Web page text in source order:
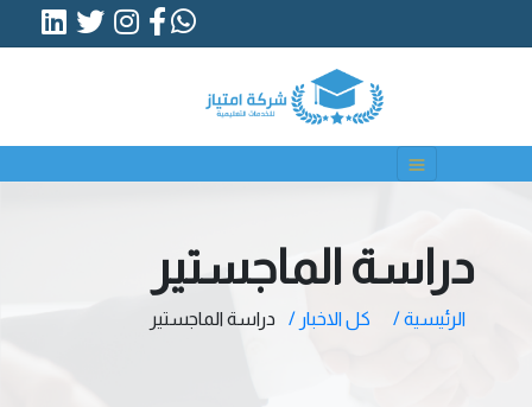
دراسة الماجستير
الرئيسية / كل الاخبار / دراسة الماجستير